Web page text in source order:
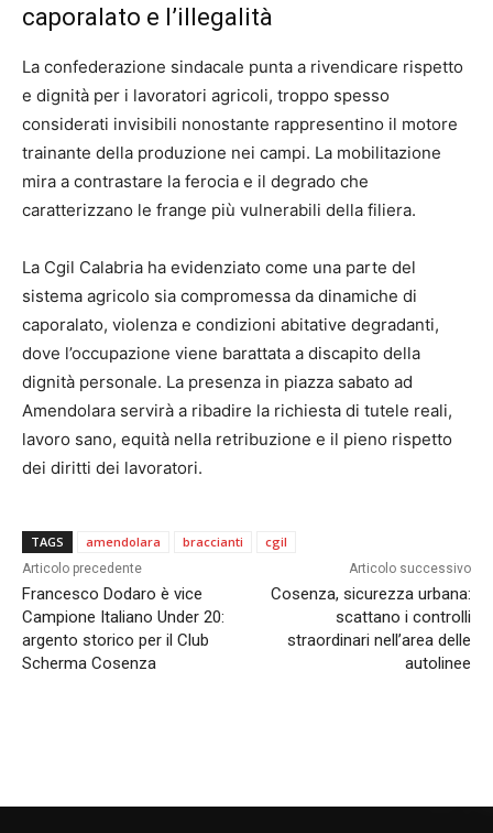
caporalato e l’illegalità
La confederazione sindacale punta a rivendicare rispetto
e dignità per i lavoratori agricoli, troppo spesso
considerati invisibili nonostante rappresentino il motore
trainante della produzione nei campi. La mobilitazione
mira a contrastare la ferocia e il degrado che
caratterizzano le frange più vulnerabili della filiera.
La Cgil Calabria ha evidenziato come una parte del
sistema agricolo sia compromessa da dinamiche di
caporalato, violenza e condizioni abitative degradanti,
dove l’occupazione viene barattata a discapito della
dignità personale. La presenza in piazza sabato ad
Amendolara servirà a ribadire la richiesta di tutele reali,
lavoro sano, equità nella retribuzione e il pieno rispetto
dei diritti dei lavoratori.
TAGS amendolara braccianti cgil
Articolo precedente
Francesco Dodaro è vice
Campione Italiano Under 20:
argento storico per il Club
Scherma Cosenza
Articolo successivo
Cosenza, sicurezza urbana:
scattano i controlli
straordinari nell’area delle
autolinee